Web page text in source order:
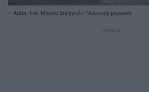
Autor: Fot: Miasto Białystok/ Materiały prasowe